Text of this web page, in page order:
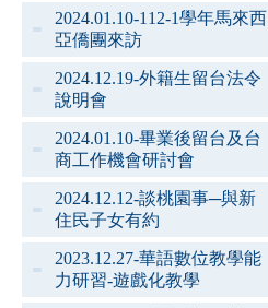
2024.01.10-112-1學年馬來西
亞僑團來訪
2024.12.19-外籍生留台法令
說明會
2024.01.10-畢業後留台及台
商工作機會研討會
2024.12.12-談桃園事─與新
住民子女有約
2023.12.27-華語數位教學能
力研習-遊戲化教學